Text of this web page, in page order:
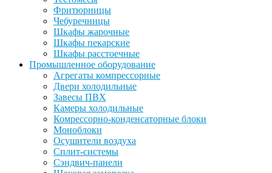
Фритюрницы
Чебуречницы
Шкафы жарочные
Шкафы пекарские
Шкафы расстоечные
Промышленное оборудование
Агрегаты компрессорные
Двери холодильные
Завесы ПВХ
Камеры холодильные
Комрессорно-конденсаторные блоки
Моноблоки
Осушители воздуха
Сплит-системы
Сэндвич-панели